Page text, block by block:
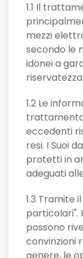
1.1 Il
mezzi
secondo le
idonei a
1.2 Le
eccedenti
resi. I Suoi
protetti in
adeguati
1.3 Tramite
particolari".
possono
convinzioni